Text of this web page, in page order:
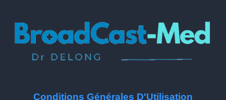
Conditions Générales D'Utilisation